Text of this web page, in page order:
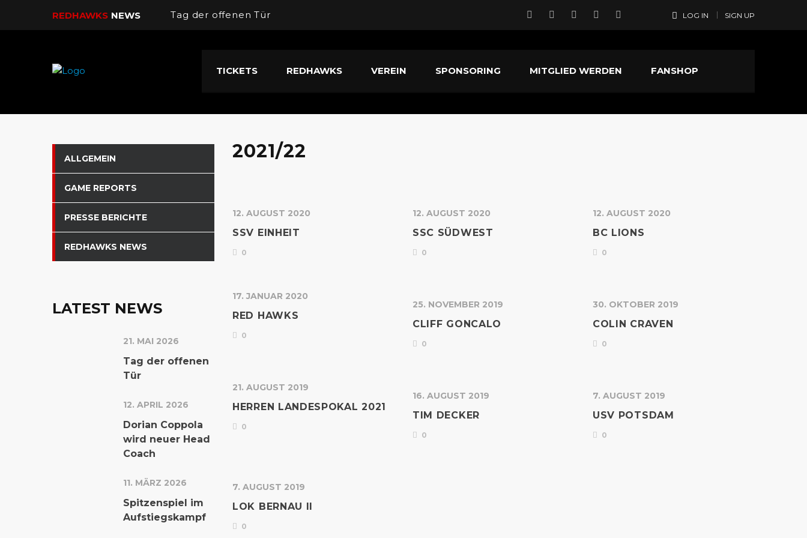
REDHAWKS NEWS Tag der offenen Tür
Spitzenspiel im Aufstiegskampf
LOG IN SIGN UP
TICKETS REDHAWKS VEREIN SPONSORING MITGLIED WERDEN FANSHOP
2021/22
12. AUGUST 2020
SSV EINHEIT
0
12. AUGUST 2020
SSC SÜDWEST
0
12. AUGUST 2020
BC LIONS
0
17. JANUAR 2020
RED HAWKS
0
25. NOVEMBER 2019
CLIFF GONCALO
0
30. OKTOBER 2019
COLIN CRAVEN
0
21. AUGUST 2019
HERREN LANDESPOKAL 2021
0
16. AUGUST 2019
TIM DECKER
0
7. AUGUST 2019
USV POTSDAM
0
7. AUGUST 2019
LOK BERNAU II
0
ALLGEMEIN
GAME REPORTS
PRESSE BERICHTE
REDHAWKS NEWS
LATEST NEWS
21. MAI 2026
Tag der offenen
Tür
12. APRIL 2026
Dorian Coppola
wird neuer Head
Coach
11. MÄRZ 2026
Spitzenspiel im
Aufstiegskampf